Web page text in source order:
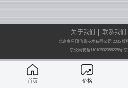
首页 价格
关于我们 联系我们
北京金易讯信息技术有限公司 2005 版
京公网安备11010502056225号京